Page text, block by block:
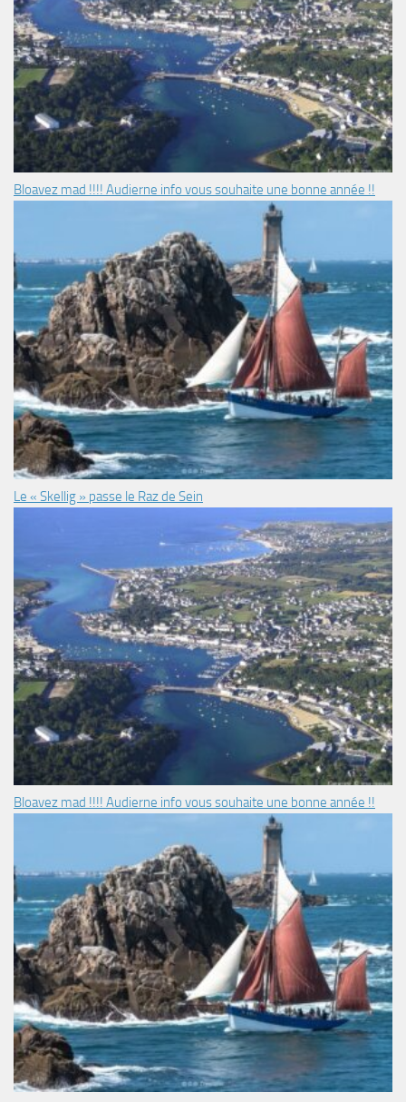
Bloavez mad !!!! Audierne info vous souhaite une bonne année !!
Le « Skellig » passe le Raz de Sein
Bloavez mad !!!! Audierne info vous souhaite une bonne année !!